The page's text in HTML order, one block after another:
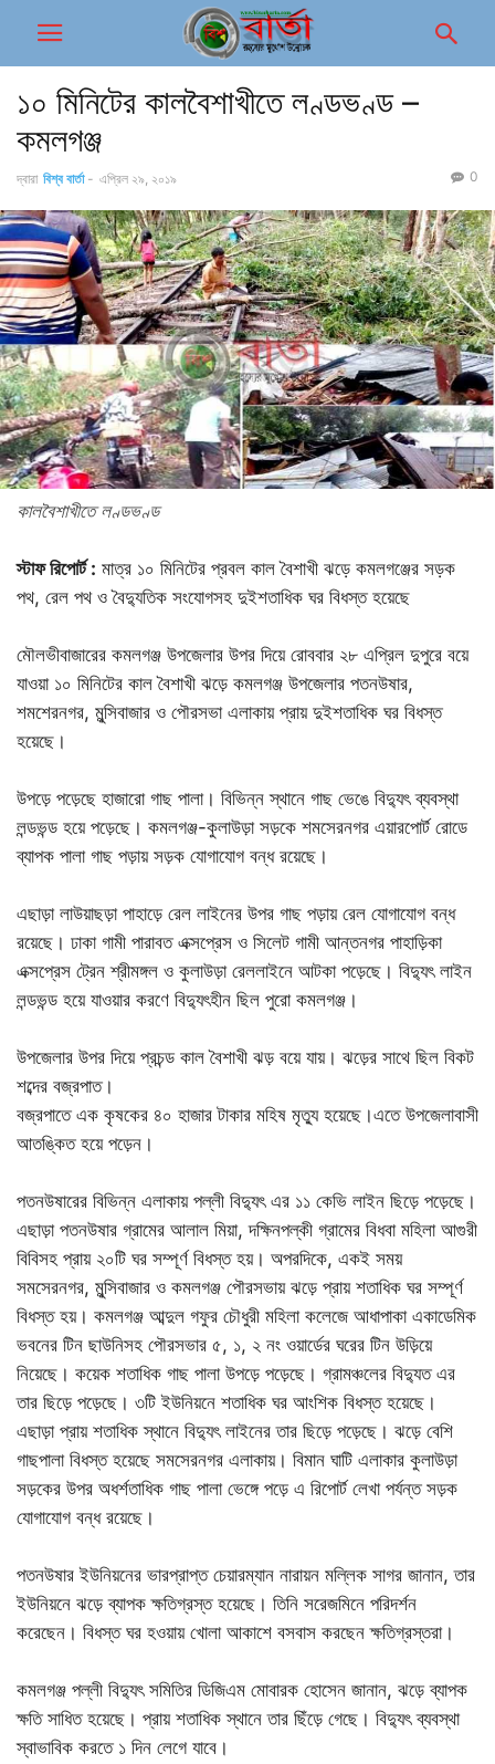
১০ মিনিটের কালবৈশাখীতে লণ্ডভণ্ড –
কমলগঞ্জ
দ্বারা বিশ্ব বার্তা - এপ্রিল ২৯, ২০১৯ 0
কালবৈশাখীতে লণ্ডভণ্ড
স্টাফ রিপোর্ট : মাত্র ১০ মিনিটের প্রবল কাল বৈশাখী ঝড়ে কমলগঞ্জের সড়ক
পথ, রেল পথ ও বৈদ্যুতিক সংযোগসহ দুইশতাধিক ঘর বিধস্ত হয়েছে
মৌলভীবাজারের কমলগঞ্জ উপজেলার উপর দিয়ে রোববার ২৮ এপ্রিল দুপুরে বয়ে
যাওয়া ১০ মিনিটের কাল বৈশাখী ঝড়ে কমলগঞ্জ উপজেলার পতনউষার,
শমশেরনগর, মুন্সিবাজার ও পৌরসভা এলাকায় প্রায় দুইশতাধিক ঘর বিধস্ত
হয়েছে।
উপড়ে পড়েছে হাজারো গাছ পালা। বিভিন্ন স্থানে গাছ ভেঙে বিদ্যুৎ ব্যবস্থা
লন্ডভন্ড হয়ে পড়েছে। কমলগঞ্জ-কুলাউড়া সড়কে শমসেরনগর এয়ারপোর্ট রোডে
ব্যাপক পালা গাছ পড়ায় সড়ক যোগাযোগ বন্ধ রয়েছে।
এছাড়া লাউয়াছড়া পাহাড়ে রেল লাইনের উপর গাছ পড়ায় রেল যোগাযোগ বন্ধ
রয়েছে। ঢাকা গামী পারাবত এক্সপ্রেস ও সিলেট গামী আন্তনগর পাহাড়িকা
এক্সপ্রেস ট্রেন শ্রীমঙ্গল ও কুলাউড়া রেললাইনে আটকা পড়েছে। বিদ্যুৎ লাইন
লন্ডভন্ড হয়ে যাওয়ার করণে বিদ্যুৎহীন ছিল পুরো কমলগঞ্জ।
উপজেলার উপর দিয়ে প্রচন্ড কাল বৈশাখী ঝড় বয়ে যায়। ঝড়ের সাথে ছিল বিকট
শব্দের বজ্রপাত।
বজ্রপাতে এক কৃষকের ৪০ হাজার টাকার মহিষ মৃত্যু হয়েছে।এতে উপজেলাবাসী
আতঙ্কিত হয়ে পড়েন।
পতনউষারের বিভিন্ন এলাকায় পল্লী বিদ্যুৎ এর ১১ কেভি লাইন ছিড়ে পড়েছে।
এছাড়া পতনউষার গ্রামের আলাল মিয়া, দক্ষিনপল্কী গ্রামের বিধবা মহিলা আগুরী
বিবিসহ প্রায় ২০টি ঘর সম্পূর্ণ বিধস্ত হয়। অপরদিকে, একই সময়
সমসেরনগর, মুন্সিবাজার ও কমলগঞ্জ পৌরসভায় ঝড়ে প্রায় শতাধিক ঘর সম্পূর্ণ
বিধস্ত হয়। কমলগঞ্জ আব্দুল গফুর চৌধুরী মহিলা কলেজে আধাপাকা একাডেমিক
ভবনের টিন ছাউনিসহ পৌরসভার ৫, ১, ২ নং ওয়ার্ডের ঘরের টিন উড়িয়ে
নিয়েছে। কয়েক শতাধিক গাছ পালা উপড়ে পড়েছে। গ্রামঞ্চলের বিদ্যুত এর
তার ছিড়ে পড়েছে। ৩টি ইউনিয়নে শতাধিক ঘর আংশিক বিধস্ত হয়েছে।
এছাড়া প্রায় শতাধিক স্থানে বিদ্যুৎ লাইনের তার ছিড়ে পড়েছে। ঝড়ে বেশি
গাছপালা বিধস্ত হয়েছে সমসেরনগর এলাকায়। বিমান ঘাটি এলাকার কুলাউড়া
সড়কের উপর অধর্শতাধিক গাছ পালা ভেঙ্গে পড়ে এ রিপোর্ট লেখা পর্যন্ত সড়ক
যোগাযোগ বন্ধ রয়েছে।
পতনউষার ইউনিয়নের ভারপ্রাপ্ত চেয়ারম্যান নারায়ন মল্লিক সাগর জানান, তার
ইউনিয়নে ঝড়ে ব্যাপক ক্ষতিগ্রস্ত হয়েছে। তিনি সরেজমিনে পরিদর্শন
করেছেন। বিধস্ত ঘর হওয়ায় খোলা আকাশে বসবাস করছেন ক্ষতিগ্রস্তরা।
কমলগঞ্জ পল্লী বিদ্যুৎ সমিতির ডিজিএম মোবারক হোসেন জানান, ঝড়ে ব্যাপক
ক্ষতি সাধিত হয়েছে। প্রায় শতাধিক স্থানে তার ছিঁড়ে গেছে। বিদ্যুৎ ব্যবস্থা
স্বাভাবিক করতে ১ দিন লেগে যাবে।